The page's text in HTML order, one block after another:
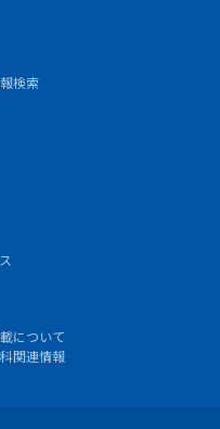
検索
について
関連情報